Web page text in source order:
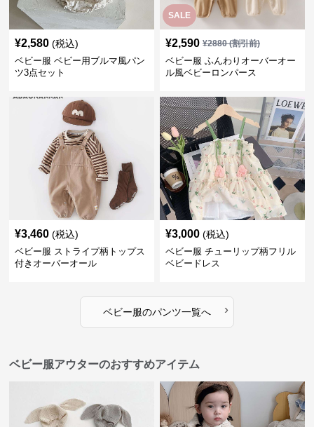
¥2,580 (税込)
ベビー服 ベビー用ブルマ風パン
ツ3点セット
SALE
¥2,590 ¥2880(割引前)
ベビー服 ふんわりオーバーオー
ル風ベビーロンパース
¥3,460 (税込)
ベビー服 ストライプ柄トップス
付きオーバーオール
¥3,000 (税込)
ベビー服 チューリップ柄フリル
ベビードレス
ベビー服のパンツ一覧へ ›
ベビー服アウターのおすすめアイテム